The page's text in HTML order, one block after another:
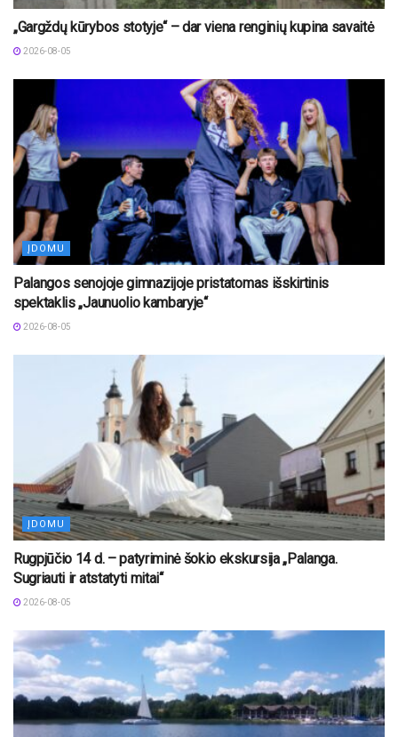
„Gargždų kūrybos stotyje“ – dar viena renginių kupina savaitė
2026-08-05
ĮDOMU
Palangos senojoje gimnazijoje pristatomas išskirtinis
spektaklis „Jaunuolio kambaryje“
2026-08-05
ĮDOMU
Rugpjūčio 14 d. – patyriminė šokio ekskursija „Palanga.
Sugriauti ir atstatyti mitai“
2026-08-05